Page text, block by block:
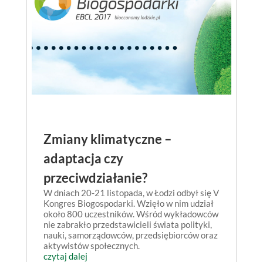
Zmiany klimatyczne –
adaptacja czy
przeciwdziałanie?
W dniach 20-21 listopada, w Łodzi odbył się V
Kongres Biogospodarki. Wzięło w nim udział
około 800 uczestników. Wśród wykładowców
nie zabrakło przedstawicieli świata polityki,
nauki, samorządowców, przedsiębiorców oraz
aktywistów społecznych.
czytaj dalej